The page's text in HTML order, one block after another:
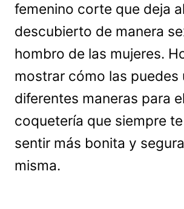
femenino corte que deja al
descubierto de manera
hombro de las mujeres.
mostrar cómo las puedes
diferentes maneras para
coquetería que siempre
sentir más bonita y
misma.